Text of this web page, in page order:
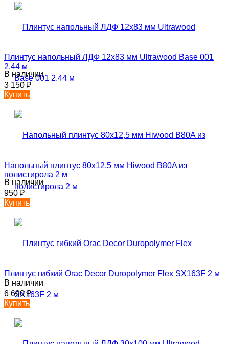
Плинтус напольный ЛДФ 12х83 мм Ultrawood Base 001
2,44 м
В наличии
3 150₽
Купить
Напольный плинтус 80х12,5 мм Hiwood B80A из
полистирола 2 м
В наличии
950₽
Купить
Плинтус гибкий Orac Decor Duropolymer Flex SX163F 2 м
В наличии
6 690₽
Купить